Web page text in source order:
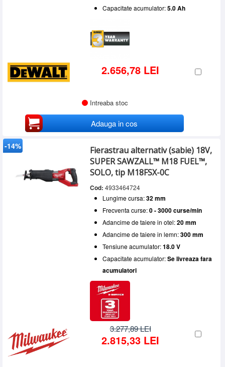
Capacitate acumulator:5.0 Ah
2.656,78 LEI
Intreaba stoc
Adauga in cos
-14%
Fierastrau alternativ (sabie) 18V,
SUPER SAWZALL™ M18 FUEL™,
SOLO, tip M18FSX-0C
Cod: 4933464724
Lungime cursa:32 mm
Frecventa curse:0 - 3000 curse/min
Adancime de taiere in otel:20 mm
Adancime de taiere in lemn:300 mm
Tensiune acumulator:18.0 V
Capacitate acumulator:Se livreaza fara
acumulatori
3.277,89 LEI
2.815,33 LEI